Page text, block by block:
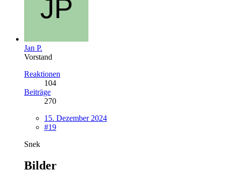
Jan P.
Vorstand
Reaktionen
104
Beiträge
270
15. Dezember 2024
#19
Snek
Bilder